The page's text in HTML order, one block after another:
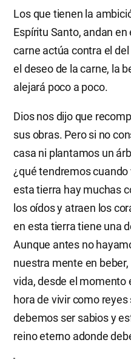
Los que tienen la
Espíritu Santo, andan en
carne actúa contra el
el deseo de la carne, la
alejará poco a poco.
Dios nos dijo que
sus obras. Pero si no
casa ni plantamos un
¿qué tendremos
esta tierra hay muchas
los oídos y atraen los
en esta tierra tiene una
Aunque antes no
nuestra mente en
vida, desde el momento
hora de vivir como
debemos ser sabios y
reino eterno adonde